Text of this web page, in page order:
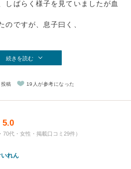
しばらく様子を見ていましたが血
のですが、息子曰く、
続きを読む
稿 19人が参考になった
5.0
代・女性・掲載口コミ29件）
れん